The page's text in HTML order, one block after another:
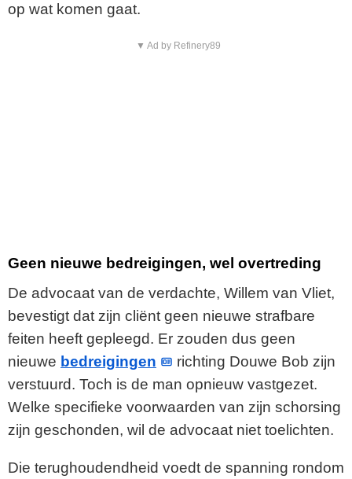
op wat komen gaat.
▼ Ad by Refinery89
Geen nieuwe bedreigingen, wel overtreding
De advocaat van de verdachte, Willem van Vliet,
bevestigt dat zijn cliënt geen nieuwe strafbare
feiten heeft gepleegd. Er zouden dus geen
nieuwe bedreigingen
richting Douwe Bob zijn
verstuurd. Toch is de man opnieuw vastgezet.
Welke specifieke voorwaarden van zijn schorsing
zijn geschonden, wil de advocaat niet toelichten.
Die terughoudendheid voedt de spanning rondom